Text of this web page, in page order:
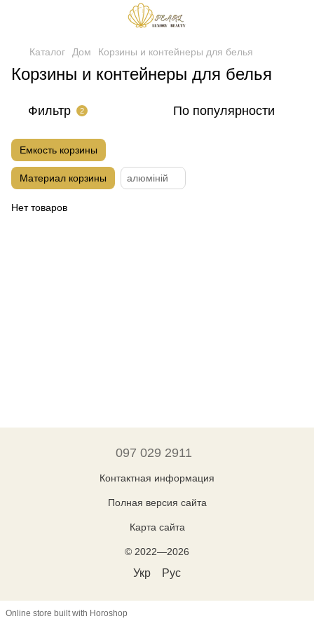
Каталог Дом Корзины и контейнеры для белья
Корзины и контейнеры для белья
Фильтр 2 По популярности
Емкость корзины
Материал корзины алюміній
Нет товаров
097 029 2911
Контактная информация
Полная версия сайта
Карта сайта
© 2022—2026
Укр Рус
Online store built with Horoshop